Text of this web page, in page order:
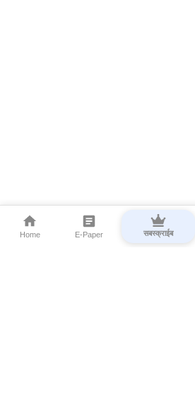
Home E-Paper सबस्क्राईब